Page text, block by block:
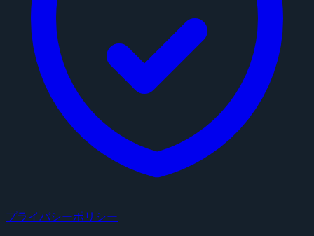
プライバシーポリシー